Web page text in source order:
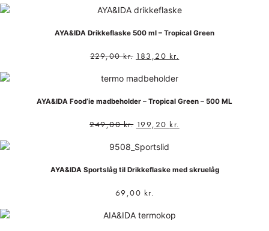
AYA&IDA Drikkeflaske 500 ml – Tropical Green
229,00kr. 183,20 kr.
AYA&IDA Food’ie madbeholder – Tropical Green – 500 ML
249,00kr. 199,20 kr.
AYA&IDA Sportslåg til Drikkeflaske med skruelåg
69,00 kr.